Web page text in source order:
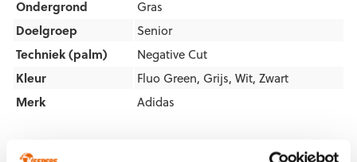
Artikelnummers
Ondergrond
Gras
Doelgroep
Senior
Techniek (palm)
Negative Cut
Kleur
Fluo Green, Grijs, Wit, Zwart
Merk
Adidas